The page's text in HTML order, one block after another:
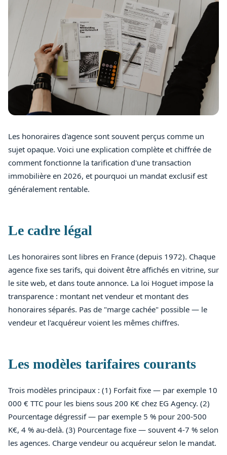
Les honoraires d'agence sont souvent perçus comme un
sujet opaque. Voici une explication complète et chiffrée de
comment fonctionne la tarification d'une transaction
immobilière en 2026, et pourquoi un mandat exclusif est
généralement rentable.
Le cadre légal
Les honoraires sont libres en France (depuis 1972). Chaque
agence fixe ses tarifs, qui doivent être affichés en vitrine, sur
le site web, et dans toute annonce. La loi Hoguet impose la
transparence : montant net vendeur et montant des
honoraires séparés. Pas de "marge cachée" possible — le
vendeur et l'acquéreur voient les mêmes chiffres.
Les modèles tarifaires courants
Trois modèles principaux : (1) Forfait fixe — par exemple 10
000 € TTC pour les biens sous 200 K€ chez EG Agency. (2)
Pourcentage dégressif — par exemple 5 % pour 200-500
K€, 4 % au-delà. (3) Pourcentage fixe — souvent 4-7 % selon
les agences. Charge vendeur ou acquéreur selon le mandat.